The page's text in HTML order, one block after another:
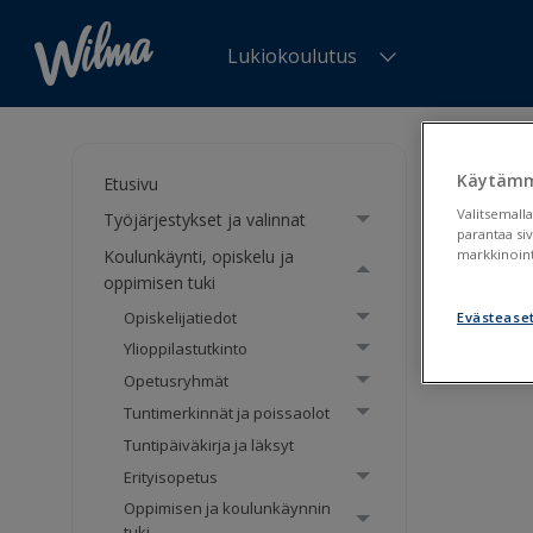
Lukiokoulutus
Etusivu
Työjärjestykset ja valinnat
Koulunkäynti, opiskelu ja
oppimisen tuki
Opiskelijatiedot
Ylioppilastutkinto
Opetusryhmät
Tuntimerkinnät ja poissaolot
Tuntipäiväkirja ja läksyt
Erityisopetus
Oppimisen ja koulunkäynnin
valinnat
parantaa